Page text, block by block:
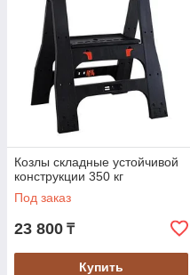
Козлы складные устойчивой
конструкции 350 кг
Под заказ
23 800 ₸
Купить